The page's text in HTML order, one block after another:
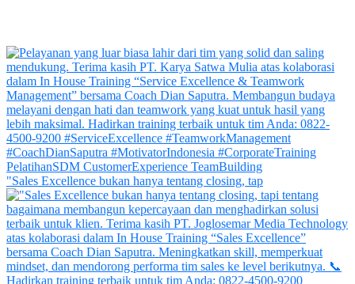
"Sales Excellence bukan hanya tentang closing, tap